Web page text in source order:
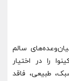
سالم
را در اختیار
طبیعی، فاقد